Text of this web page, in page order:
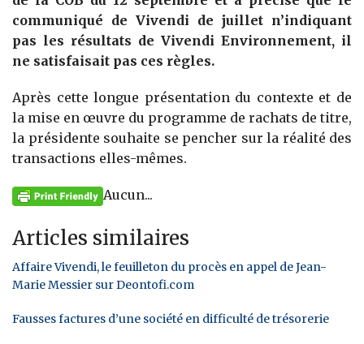
communiqué de Vivendi de juillet n’indiquant
pas les résultats de Vivendi Environnement, il
ne satisfaisait pas ces règles.
Après cette longue présentation du contexte et de
la mise en œuvre du programme de rachats de titre,
la présidente souhaite se pencher sur la réalité des
transactions elles-mêmes.
Aucun...
Articles similaires
Affaire Vivendi, le feuilleton du procès en appel de Jean-
Marie Messier sur Deontofi.com
Fausses factures d’une société en difficulté de trésorerie